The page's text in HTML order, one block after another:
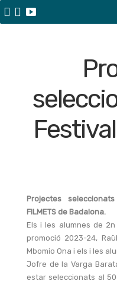
Projectes
FILMETS de Badalona.
Els i les alumnes de 2n
promoció 2023-24,
Mbomio Ona i els i les
Jofre de la Varga
estar seleccionats al